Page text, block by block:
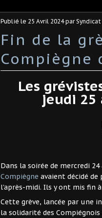
Publié le 25 Avril 2024par Syndicat
Fin de la
Compiègne
Les
jeudi 25
Dans la soirée de mercredi
Compiègne avaient décidé
l’après-midi. Ils y ont mis fin
Cette grève, lancée par une
la solidarité des